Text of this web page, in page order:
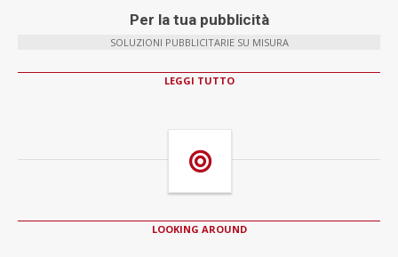
Per la tua pubblicità
SOLUZIONI PUBBLICITARIE SU MISURA
LEGGI TUTTO
LOOKING AROUND